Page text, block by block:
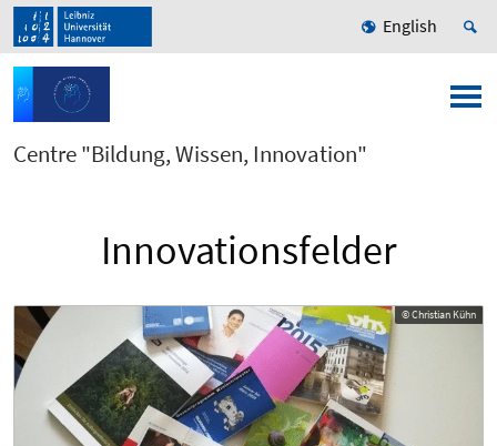
English
Centre "Bildung, Wissen, Innovation"
Innovationsfelder
© Christian Kühn